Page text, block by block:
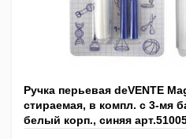
Ручка перьевая deVENTE
стираемая, в компл. с 3-мя
белый корп., синяя